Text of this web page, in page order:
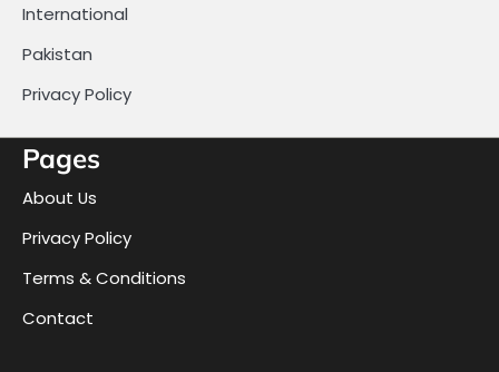
International
Pakistan
Privacy Policy
Pages
About Us
Privacy Policy
Terms & Conditions
Contact